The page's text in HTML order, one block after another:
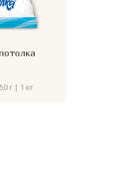
г | 1 кг